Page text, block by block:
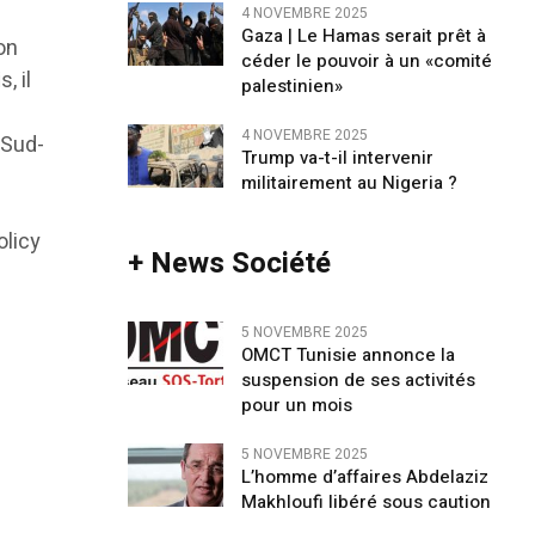
il
4 NOVEMBRE 2025
Gaza | Le Hamas serait prêt à
céder le pouvoir à un «comité
palestinien»
4 NOVEMBRE 2025
Trump va-t-il intervenir
militairement au Nigeria ?
+ News Société
5 NOVEMBRE 2025
OMCT Tunisie annonce la
suspension de ses activités
pour un mois
5 NOVEMBRE 2025
L’homme d’affaires Abdelaziz
Makhloufi libéré sous caution